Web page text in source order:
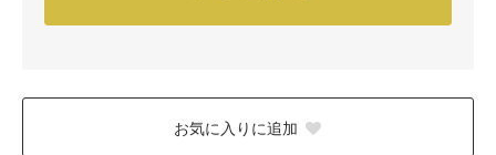
お気に入りに追加